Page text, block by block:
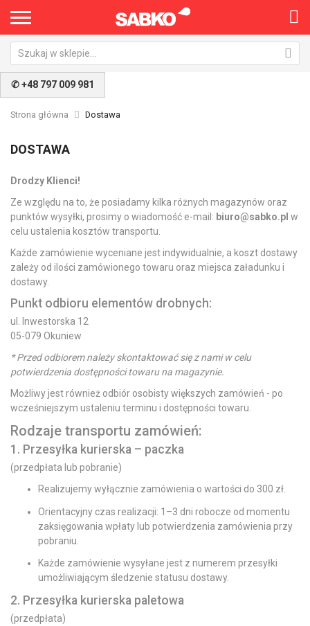
✆ +48 797 009 981
Strona główna Dostawa
DOSTAWA
Drodzy Klienci!
Ze względu na to, że posiadamy kilka różnych magazynów oraz
punktów wysyłki, prosimy o wiadomość e-mail: biuro@sabko.pl w
celu ustalenia kosztów transportu.
Każde zamówienie wyceniane jest indywidualnie, a koszt dostawy
zależy od ilości zamówionego towaru oraz miejsca załadunku i
dostawy.
Punkt odbioru elementów drobnych:
ul. Inwestorska 12
05-079 Okuniew
* Przed odbiorem należy skontaktować się z nami w celu
potwierdzenia dostępności towaru na magazynie.
Możliwy jest również odbiór osobisty większych zamówień - po
wcześniejszym ustaleniu terminu i dostępności towaru.
Rodzaje transportu zamówień:
1. Przesyłka kurierska – paczka
(przedpłata lub pobranie)
Realizujemy wyłącznie zamówienia o wartości do 300 zł.
Orientacyjny czas realizacji: 1–3 dni robocze od momentu
zaksięgowania wpłaty lub potwierdzenia zamówienia przy
pobraniu.
Każde zamówienie wysyłane jest z numerem przesyłki
umożliwiającym śledzenie statusu dostawy.
2. Przesyłka kurierska paletowa
(przedpłata)